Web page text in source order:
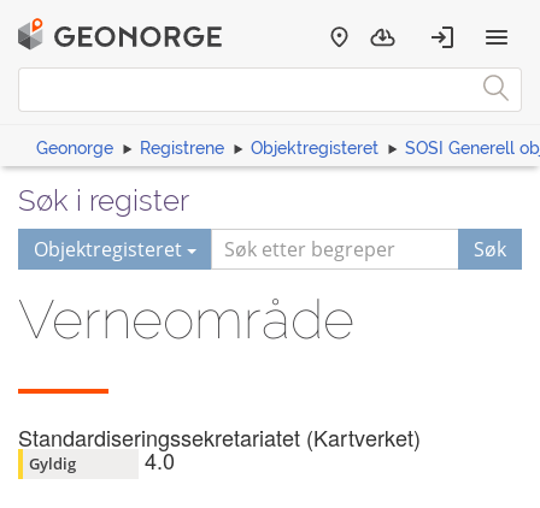
Geonorge Registrene Objektregisteret SOSI Generell
Søk i register
Objektregisteret Søk
Verneområde
Standardiseringssekretariatet (Kartverket)
Gyldig 4.0